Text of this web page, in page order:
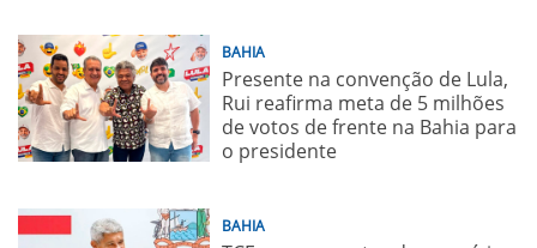
BAHIA
Presente na convenção de Lula,
Rui reafirma meta de 5 milhões
de votos de frente na Bahia para
o presidente
BAHIA